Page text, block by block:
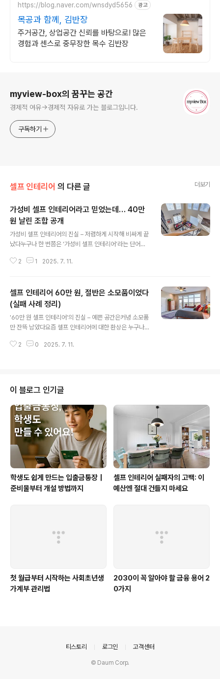
https://blog.naver.com/wnsdyd5656 광고
목공과 함께, 김반장
주거공간, 상업공간 신뢰를 바탕으로! 많은
경험과 센스로 중무장한 목수 김반장
myview-box의 꿈꾸는 공간
경제적 여유->경제적 자유로 가는 블로그입니다.
구독하기
셀프 인테리어 의 다른 글 더보기
가성비 셀프 인테리어라고 믿었는데… 40만
원 날린 조합 공개
가성비 셀프 인테리어의 진실 – 저렴하게 시작해 비싸게 끝
났다누구나 한 번쯤은 ‘가성비 셀프 인테리어’라는 단어에
아래에서 커피 한 잔을 마시는 사진들. 유튜브에서는 ‘30
하나였다. 저렴한 비용으로 감각적인 공간을 만들 수 있다
고 믿었고, “40만 원이면 충분하겠지”라는 확신으로 셀프
인테리어에 도전했다.하지만 현실은 달랐다. 모든 구매가
실수였다고 단정할 순 없지만, 결과적으로는 공간에 남은
게 거의 없었다. 구조를 고려하지 않은 감성 가구, 실용성
없는 조명, 사이즈 미스 난 커튼, 그리고 부자재까지. 처음
2 1 2025. 7. 11.
셀프 인테리어 60만 원, 절반은 소모품이었다
(실패 사례 정리)
'60만 원 셀프 인테리어'의 진실 – 예쁜 공간은커녕 소모품
만 잔뜩 남았다요즘 셀프 인테리어에 대한 환상은 누구나
기 브이로그’, ‘혼자서도 충분한 셀프 인테리어’ 콘텐츠를
은 60만 원.내 생각에 이 정도면 충분하리라 믿었다. 벽지
나 조명, 커튼과 러그, 간단한 데코 소품까지 감성적으로 구
성하면, 공간은 전혀 다른 모습으로 탈바꿈할 거라 기대했
다.하지만 결과는 한마디로 “예산의 절반 이상이 소모품으
로 사라지고, 공간은 오히려 더 복잡해졌다”는 말이 정확했
다. 전체 금액 중 ..
2 0 2025. 7. 11.
이 블로그 인기글
학생도 쉽게 만드는 입출금통장｜
준비물부터 개설 방법까지
셀프 인테리어 실패자의 고백: 이
예산엔 절대 건들지 마세요
첫 월급부터 시작하는 사회초년생
가계부 관리법
2030이 꼭 알아야 할 금융 용어 2
0가지
티스토리 로그인 고객센터
© Daum Corp.